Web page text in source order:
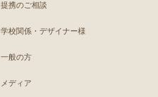
提携のご相談
学校関係・デザイナー様
一般の方
メディア